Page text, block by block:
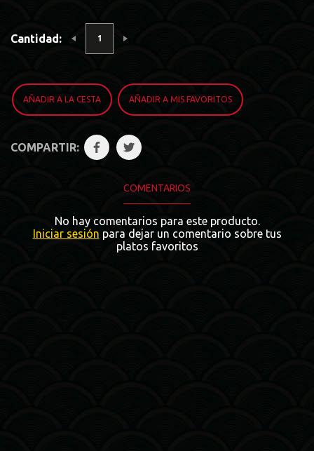
Cantidad:
AÑADIR A LA CESTA AÑADIR A MIS FAVORITOS
COMPARTIR:
COMENTARIOS
No hay comentarios para este producto.
Iniciar sesión para dejar un comentario sobre tus
platos favoritos